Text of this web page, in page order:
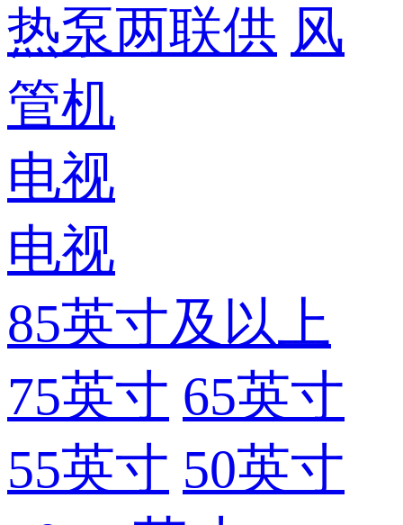
热泵两联供 风
管机
电视
电视
85英寸及以上
75英寸 65英寸
55英寸 50英寸